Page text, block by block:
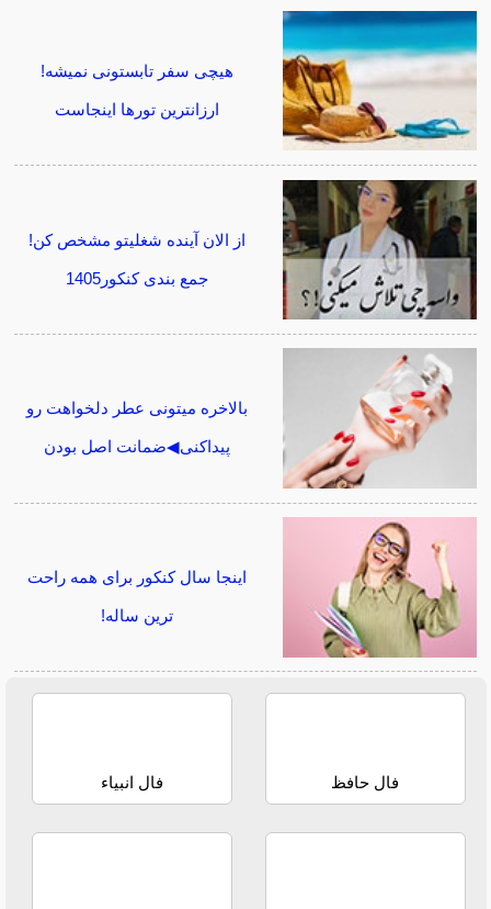
هیچی سفر تابستونی نمیشه!
ارزانترین تورها اینجاست
از الان آینده شغلیتو مشخص کن!
جمع بندی کنکور1405
بالاخره میتونی عطر دلخواهت رو
پیداکنی◀ضمانت اصل بودن
اینجا سال کنکور برای همه راحت
ترین ساله!
فال حافظ فال انبیاء